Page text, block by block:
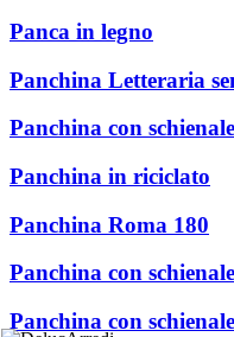
Panca in legno
Panchina Letteraria
Panchina con
Panchina in riciclato
Panchina Roma 180
Panchina con
Panchina con